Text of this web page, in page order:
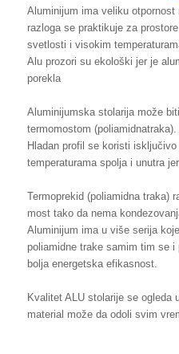
Aluminijum ima veliku
razloga se praktikuje za
svetlosti i visokim
Alu prozori su ekološki jer je
porekla
Aluminijumska stolarija može
termomostom (poliamidnatraka).
Hladan profil se koristi
temperaturama spolja i unutra
Termoprekid (poliamidna traka)
most tako da nema
Aluminijum ima u više serija
poliamidne trake samim tim se
bolja energetska efikasnost.
Kvalitet ALU stolarije se ogleda
material može da odoli svim